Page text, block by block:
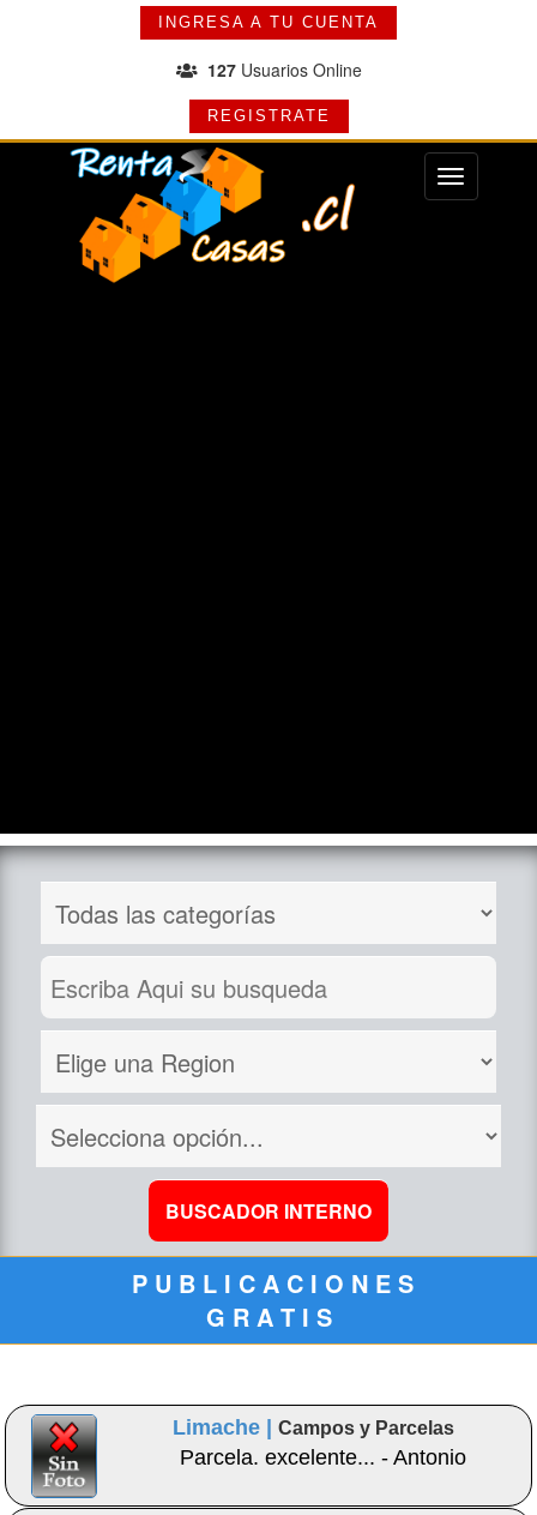
INGRESA A TU CUENTA
127Usuarios Online
REGISTRATE
Menu
P U B L I C A C I O N E S
G R A T I S
Limache |Campos y Parcelas
Parcela. excelente... - Antonio